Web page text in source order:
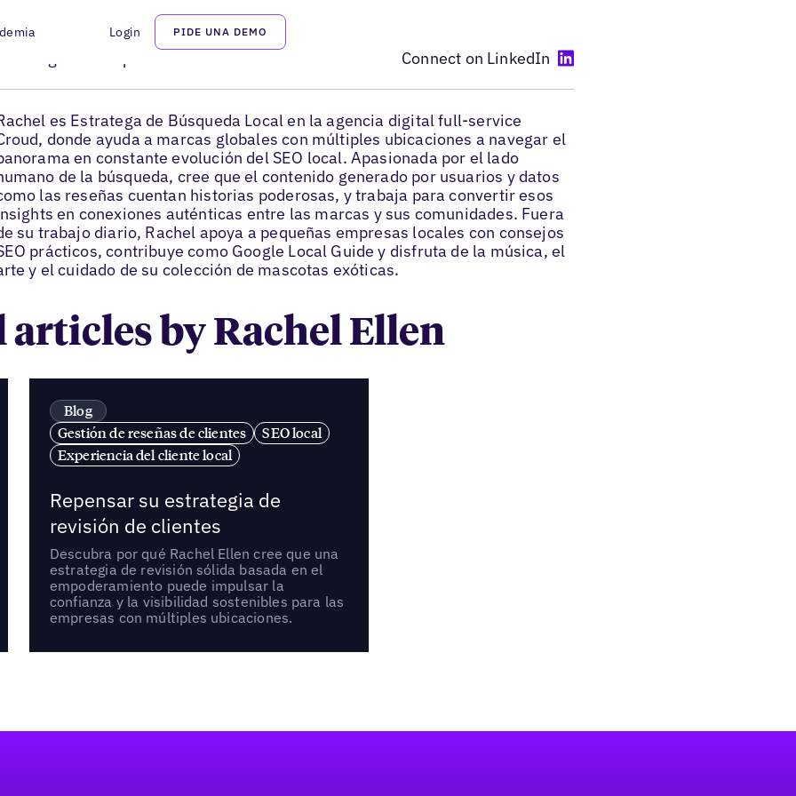
Login PIDE UNA DEMO
Ellen
Connect on LinkedIn
es Estratega de Búsqueda Local en la agencia digital full-service
donde ayuda a marcas globales con múltiples ubicaciones a navegar el
en constante evolución del SEO local. Apasionada por el lado
de la búsqueda, cree que el contenido generado por usuarios y datos
las reseñas cuentan historias poderosas, y trabaja para convertir esos
en conexiones auténticas entre las marcas y sus comunidades. Fuera
su trabajo diario, Rachel apoya a pequeñas empresas locales con consejos
prácticos, contribuye como Google Local Guide y disfruta de la música, el
y el cuidado de su colección de mascotas exóticas.
articles by Rachel Ellen
Blog
Gestión de reseñas de clientes
SEO local
Experiencia del cliente local
Repensar su estrategia de
revisión de clientes
Descubra por qué Rachel Ellen cree que una
estrategia de revisión sólida basada en el
empoderamiento puede impulsar la
confianza y la visibilidad sostenibles para las
empresas con múltiples ubicaciones.